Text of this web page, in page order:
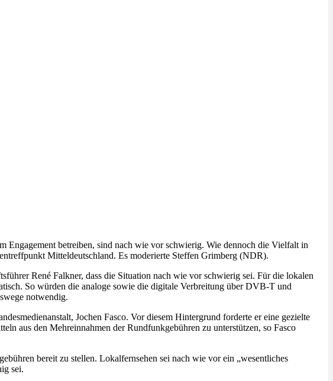
Engagement betreiben, sind nach wie vor schwierig. Wie dennoch die Vielfalt in
Mitteldeutschland. Es moderierte Steffen Grimberg (NDR).
René Falkner, dass die Situation nach wie vor schwierig sei. Für die lokalen
So würden die analoge sowie die digitale Verbreitung über DVB-T und
notwendig.
Jochen Fasco. Vor diesem Hintergrund forderte er eine gezielte
aus den Mehreinnahmen der Rundfunkgebühren zu unterstützen, so Fasco
bereit zu stellen. Lokalfernsehen sei nach wie vor ein „wesentliches
sei.